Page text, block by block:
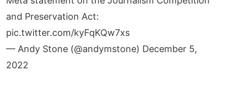
and Preservation Act:
pic.twitter.com/kyFqKQw7xs
— Andy Stone (@andymstone) December 5,
2022